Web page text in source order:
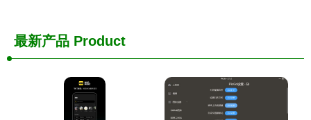
最新产品 Product